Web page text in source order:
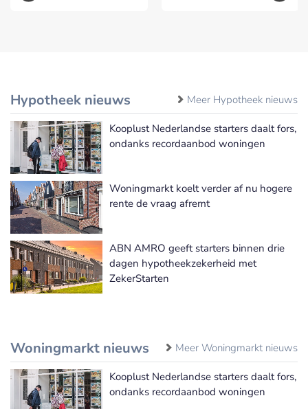
Hypotheek nieuws Meer Hypotheek nieuws
Kooplust Nederlandse starters daalt fors,
ondanks recordaanbod woningen
Woningmarkt koelt verder af nu hogere
rente de vraag afremt
ABN AMRO geeft starters binnen drie
dagen hypotheekzekerheid met
ZekerStarten
Woningmarkt nieuws Meer Woningmarkt nieuws
Kooplust Nederlandse starters daalt fors,
ondanks recordaanbod woningen